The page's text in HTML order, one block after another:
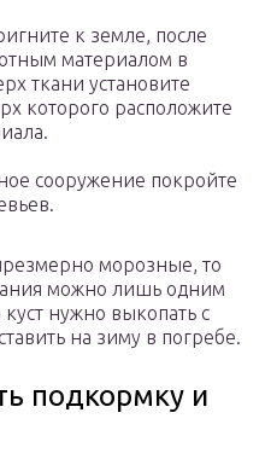
к земле, после
материалом в
ткани установите
которого расположите
сооружение покройте
морозные, то
можно лишь одним
нужно выкопать с
на зиму в погребе.
подкормку и